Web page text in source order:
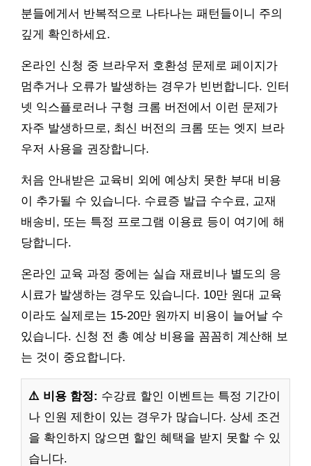
분들에게서 반복적으로 나타나는 패턴들이니 주의
깊게 확인하세요.
온라인 신청 중 브라우저 호환성 문제로 페이지가
멈추거나 오류가 발생하는 경우가 빈번합니다. 인터
넷 익스플로러나 구형 크롬 버전에서 이런 문제가
자주 발생하므로, 최신 버전의 크롬 또는 엣지 브라
우저 사용을 권장합니다.
처음 안내받은 교육비 외에 예상치 못한 부대 비용
이 추가될 수 있습니다. 수료증 발급 수수료, 교재
배송비, 또는 특정 프로그램 이용료 등이 여기에 해
당합니다.
온라인 교육 과정 중에는 실습 재료비나 별도의 응
시료가 발생하는 경우도 있습니다. 10만 원대 교육
이라도 실제로는 15-20만 원까지 비용이 늘어날 수
있습니다. 신청 전 총 예상 비용을 꼼꼼히 계산해 보
는 것이 중요합니다.
⚠️ 비용 함정: 수강료 할인 이벤트는 특정 기간이
나 인원 제한이 있는 경우가 많습니다. 상세 조건
을 확인하지 않으면 할인 혜택을 받지 못할 수 있
습니다.